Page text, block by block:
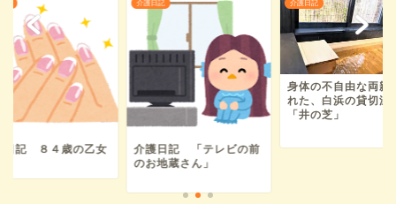
日記 ８４歳の乙女
介護日記
介護日記 「テレビの前
のお地蔵さん」
介護日記
身体の不自由な両親
れた、白浜の貸切温
「井の芝」